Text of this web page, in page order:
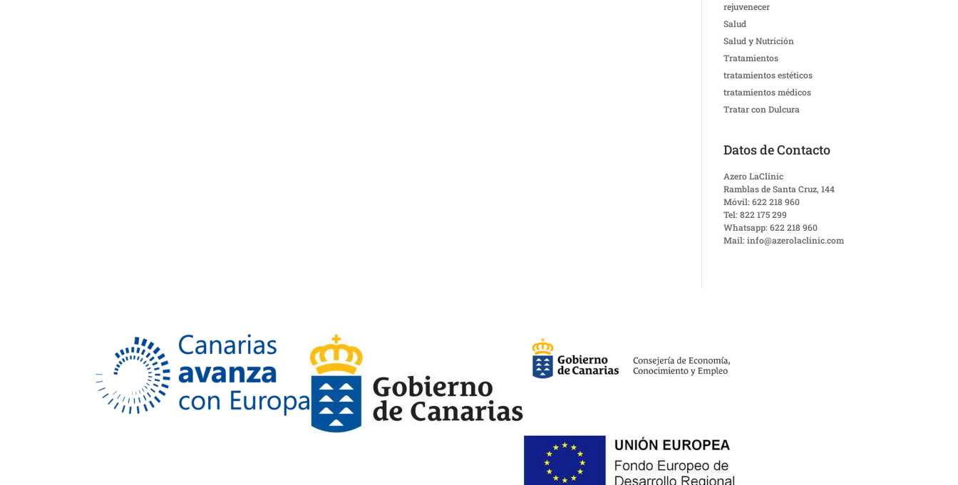
rejuvenecer
Salud
Salud y Nutrición
Tratamientos
tratamientos estéticos
tratamientos médicos
Tratar con Dulcura
Datos de Contacto
Azero LaClinic
Ramblas de Santa Cruz, 144
Móvil: 622 218 960
Tel: 822 175 299
Whatsapp: 622 218 960
Mail: info@azerolaclinic.com